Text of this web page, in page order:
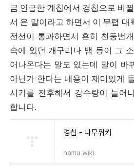
금 언급한 계칩에서 경칩으로 바
서 온 말이라고 하면서 이 무렵 대
전선이 통과하면서 흔히 천둥번
속에 있던 개구리나 뱀 등이 그
어나온다는 말도 있는데 말이 바
아닌가 한다는 내용이 재미있게
시기를 전후해서 강수량이 늘어
합니다.
경칩 - 나무위키
namu.wiki